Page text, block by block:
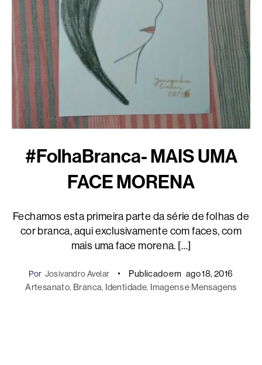
#FolhaBranca- MAIS UMA
FACE MORENA
Fechamos esta primeira parte da série de folhas de
cor branca, aqui exclusivamente com faces, com
mais uma face morena. […]
Por Josivandro Avelar Publicado em ago 18, 2016
Artesanato, Branca, Identidade, Imagens e Mensagens